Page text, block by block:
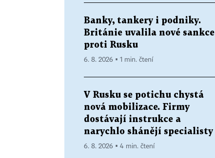
Banky, tankery i podniky.
Británie uvalila nové sankce
proti Rusku
6. 8. 2026 ▪ 1 min. čtení
V Rusku se potichu chystá
nová mobilizace. Firmy
dostávají instrukce a
narychlo shánějí specialisty
6. 8. 2026 ▪ 4 min. čtení